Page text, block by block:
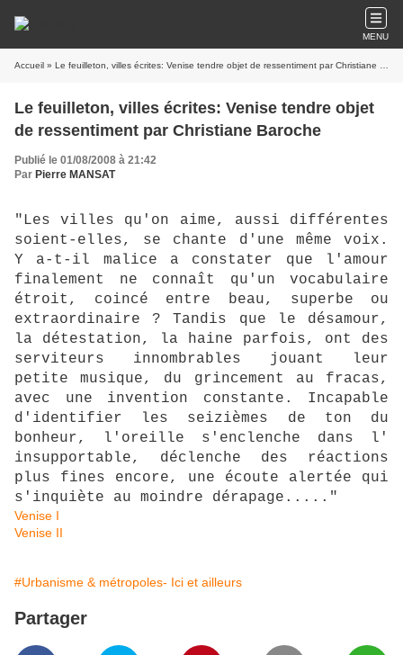
MENU
Accueil » Le feuilleton, villes écrites: Venise tendre objet de ressentiment par Christiane Baroche
Le feuilleton, villes écrites: Venise tendre objet
de ressentiment par Christiane Baroche
Publié le 01/08/2008 à 21:42
Par Pierre MANSAT
"Les villes qu'on aime, aussi différentes
soient-elles, se chante d'une même voix.
Y a-t-il malice a constater que l'amour
finalement ne connaît qu'un vocabulaire
étroit, coincé entre beau, superbe ou
extraordinaire ? Tandis que le désamour,
la détestation, la haine parfois, ont des
serviteurs innombrables jouant leur
petite musique, du grincement au fracas,
avec une invention constante. Incapable
d'identifier les seizièmes de ton du
bonheur, l'oreille s'enclenche dans l'
insupportable, déclenche des réactions
plus fines encore, une écoute alertée qui
s'inquiète au moindre dérapage....."
Venise I
Venise II
#Urbanisme & métropoles- Ici et ailleurs
Partager